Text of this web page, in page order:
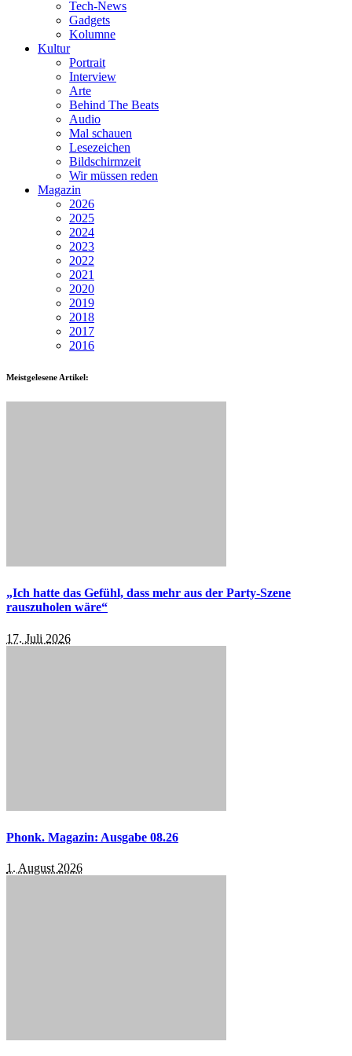
Tech-News
Gadgets
Kolumne
Kultur
Portrait
Interview
Arte
Behind The Beats
Audio
Mal schauen
Lesezeichen
Bildschirmzeit
Wir müssen reden
Magazin
2026
2025
2024
2023
2022
2021
2020
2019
2018
2017
2016
Meistgelesene Artikel:
„Ich hatte das Gefühl, dass mehr aus der Party-Szene
rauszuholen wäre“
17. Juli 2026
Phonk. Magazin: Ausgabe 08.26
1. August 2026